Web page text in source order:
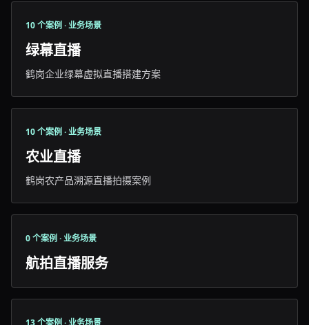
10 个案例 · 业务场景
绿幕直播
鹤岗企业绿幕虚拟直播搭建方案
10 个案例 · 业务场景
农业直播
鹤岗农产品溯源直播拍摄案例
0 个案例 · 业务场景
航拍直播服务
13 个案例 · 业务场景